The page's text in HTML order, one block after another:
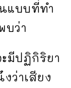
แบบที่ทำ
บว่า
มีปฏิกิริยา
ว่าเสียง